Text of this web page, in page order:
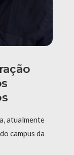
atualmente
campus da